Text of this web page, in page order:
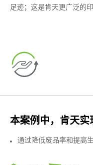
足迹；这是肯天更广泛的印
本案例中，肯天实
通过降低废品率和提高